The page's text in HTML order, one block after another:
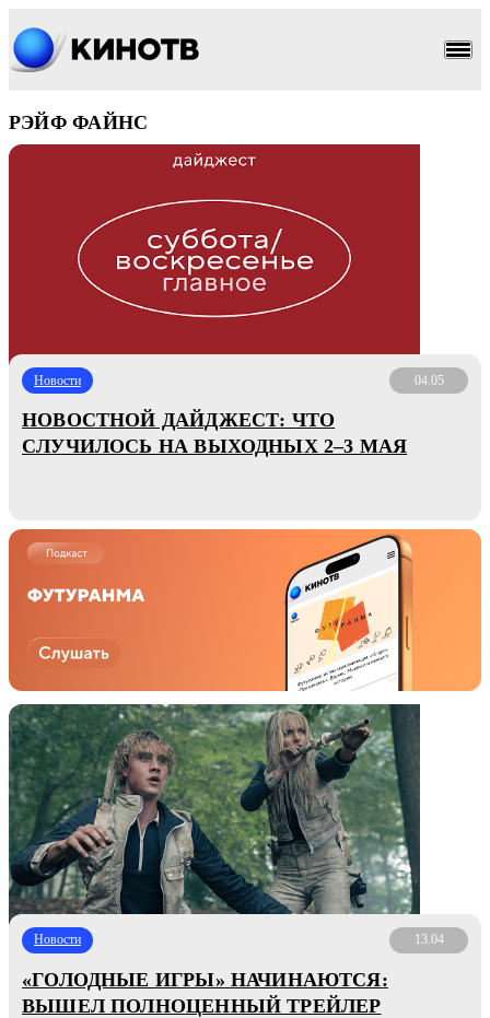
РЭЙФ ФАЙНС
Новости 04.05
НОВОСТНОЙ ДАЙДЖЕСТ: ЧТО
СЛУЧИЛОСЬ НА ВЫХОДНЫХ 2–3 МАЯ
Новости 13.04
«ГОЛОДНЫЕ ИГРЫ» НАЧИНАЮТСЯ:
ВЫШЕЛ ПОЛНОЦЕННЫЙ ТРЕЙЛЕР